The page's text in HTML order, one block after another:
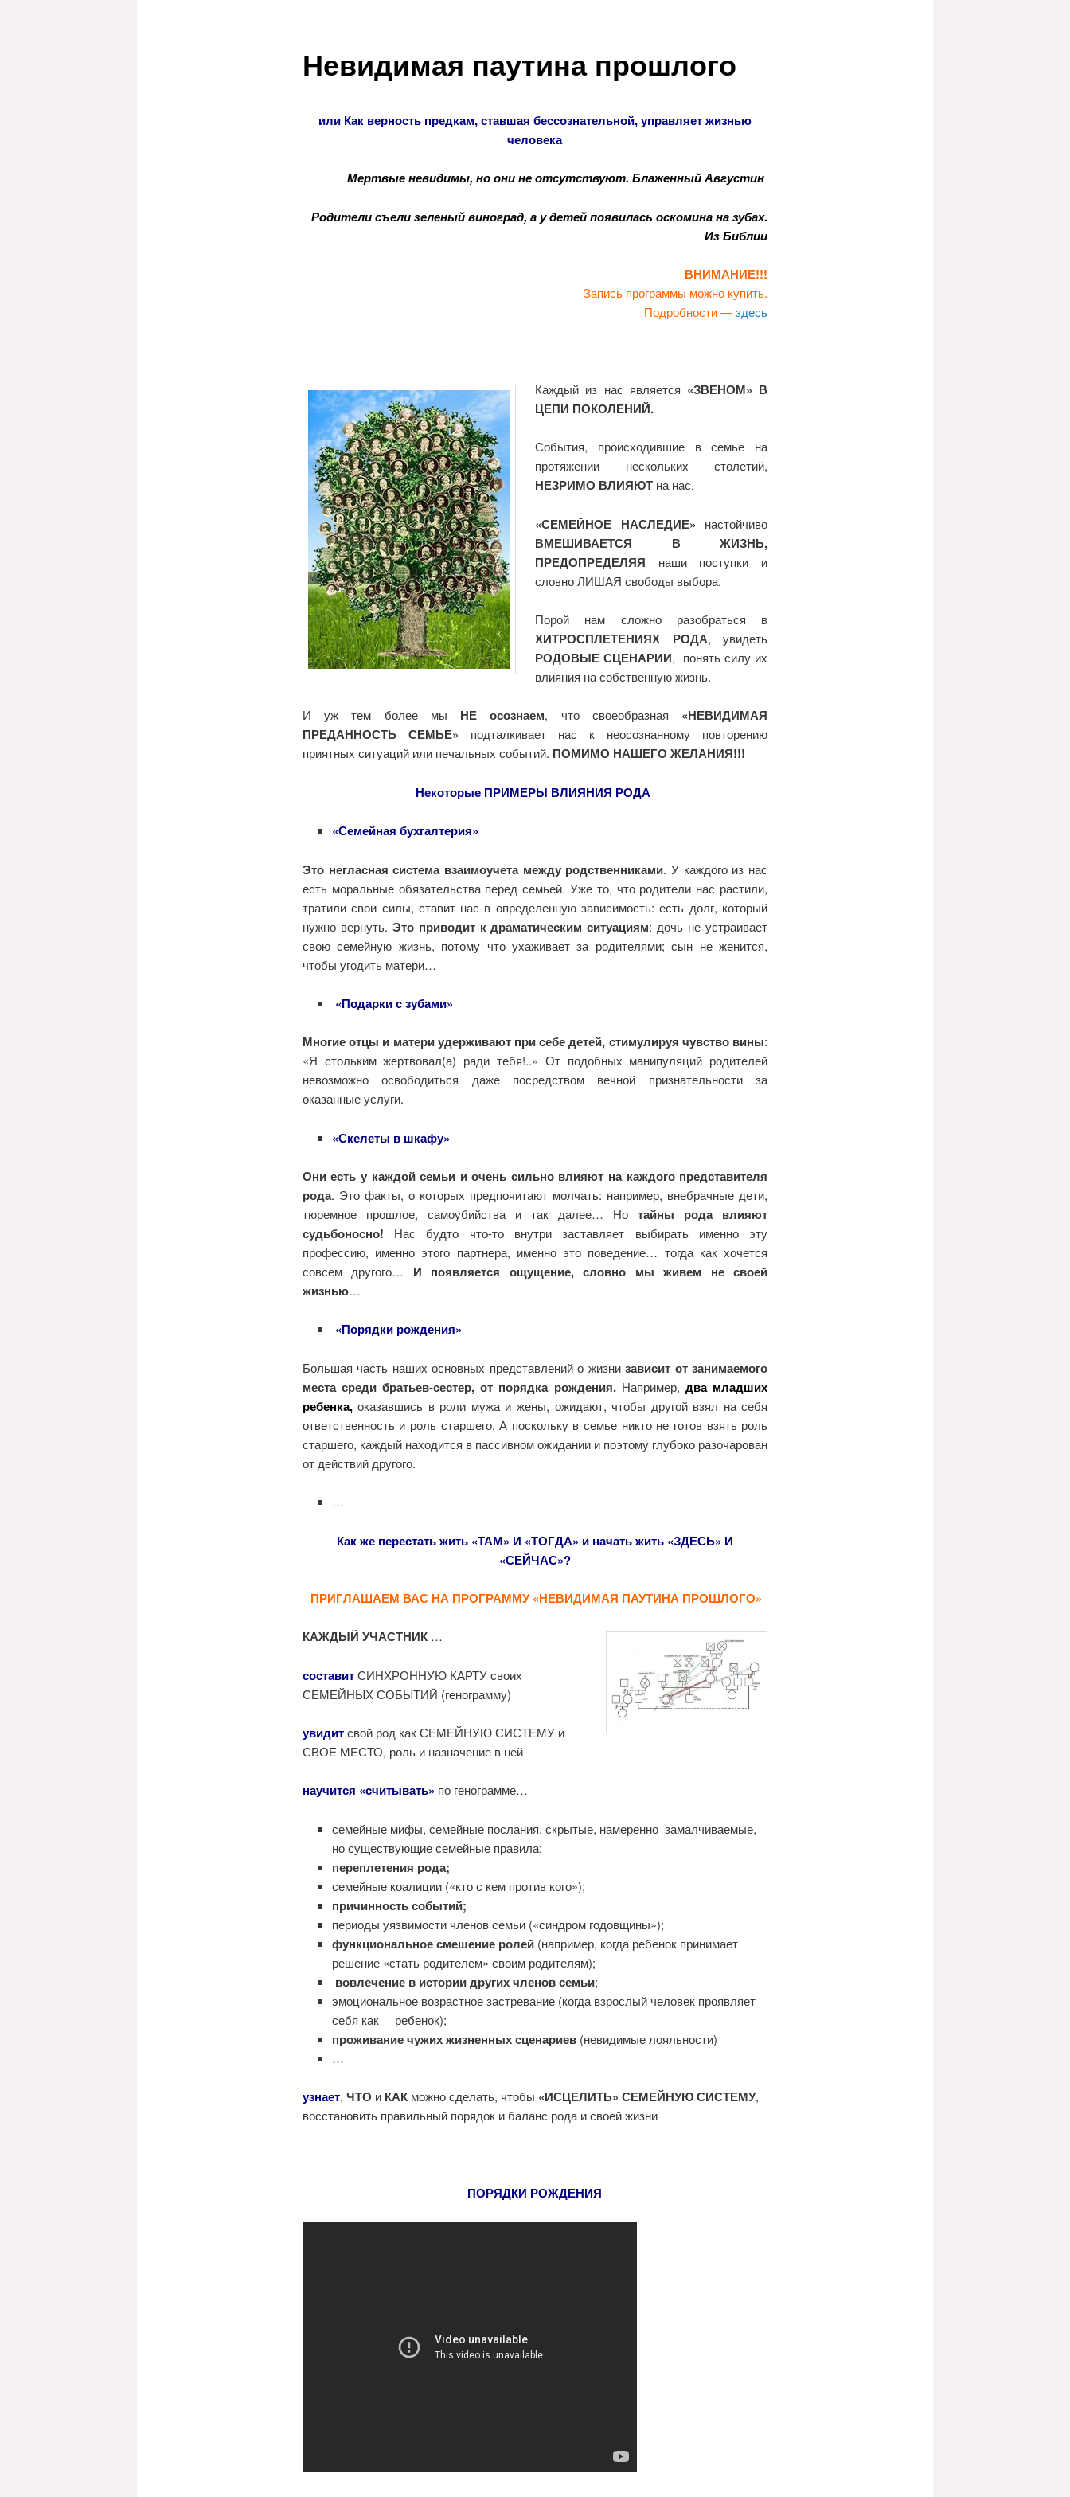
Невидимая паутина прошлого
или Как верность предкам, ставшая бессознательной,управляет жизнью
человека
Мертвые невидимы, но они не отсутствуют. Блаженный Августин
Родители съели зеленый виноград, а у детей появилась оскомина на зубах.
Из Библии
ВНИМАНИЕ!!!
Запись программы можно купить.
Подробности —здесь
Каждый из нас является «ЗВЕНОМ» В
ЦЕПИ ПОКОЛЕНИЙ.
События, происходившие в семье на
протяжении нескольких столетий,
НЕЗРИМО ВЛИЯЮТ на нас.
«СЕМЕЙНОЕ НАСЛЕДИЕ» настойчиво
ВМЕШИВАЕТСЯ В ЖИЗНЬ,
ПРЕДОПРЕДЕЛЯЯ наши поступки и
словно ЛИШАЯ свободы выбора.
Порой нам сложно разобраться в
ХИТРОСПЛЕТЕНИЯХ РОДА, увидеть
РОДОВЫЕ СЦЕНАРИИ, понять силу их
влияния на собственную жизнь.
И уж тем более мы НЕ осознаем, что своеобразная «НЕВИДИМАЯ
ПРЕДАННОСТЬ СЕМЬЕ» подталкивает нас к неосознанному повторению
приятных ситуаций или печальных событий. ПОМИМО НАШЕГО ЖЕЛАНИЯ!!!
Некоторые ПРИМЕРЫ ВЛИЯНИЯ РОДА
«Семейная бухгалтерия»
Это негласная система взаимоучета между родственниками. У каждого из нас
есть моральные обязательства перед семьей. Уже то, что родители нас растили,
тратили свои силы, ставит нас в определенную зависимость: есть долг, который
нужно вернуть. Это приводит к драматическим ситуациям: дочь не устраивает
свою семейную жизнь, потому что ухаживает за родителями; сын не женится,
чтобы угодить матери…
«Подарки с зубами»
Многие отцы и матери удерживают при себе детей, стимулируя чувство вины:
«Я стольким жертвовал(а) ради тебя!..» От подобных манипуляций родителей
невозможно освободиться даже посредством вечной признательности за
оказанные услуги.
«Скелеты в шкафу»
Они есть у каждой семьи и очень сильно влияют на каждого представителя
рода. Это факты, о которых предпочитают молчать: например, внебрачные дети,
тюремное прошлое, самоубийства и так далее… Нотайны рода влияют
судьбоносно! Нас будто что-то внутри заставляет выбирать именно эту
профессию, именно этого партнера, именно это поведение… тогда как хочется
совсем другого… И появляется ощущение, словно мы живем не своей
жизнью…
«Порядки рождения»
Большая часть наших основных представлений о жизнизависит от занимаемого
места среди братьев-сестер, от порядка рождения.Например, два младших
ребенка,оказавшись в роли мужа и жены, ожидают, чтобы другой взял на себя
ответственность и роль старшего. А поскольку в семье никто не готов взять роль
старшего, каждый находится в пассивном ожидании и поэтому глубоко разочарован
от действий другого.
…
Как же перестать жить «ТАМ» И «ТОГДА» и начать жить «ЗДЕСЬ» И
«СЕЙЧАС»?
ПРИГЛАШАЕМ ВАС НА ПРОГРАММУ «НЕВИДИМАЯ ПАУТИНА ПРОШЛОГО»
КАЖДЫЙ УЧАСТНИК…
составитСИНХРОННУЮ КАРТУ своих
СЕМЕЙНЫХ СОБЫТИЙ (генограмму)
увидитсвой род как СЕМЕЙНУЮ СИСТЕМУ и
СВОЕ МЕСТО, роль и назначение в ней
научится «считывать» по генограмме…
семейные мифы, семейные послания, скрытые, намеренно замалчиваемые,
но существующие семейные правила;
переплетения рода;
семейные коалиции («кто с кем против кого»);
причинность событий;
периоды уязвимости членов семьи («синдром годовщины»);
функциональное смешение ролей (например, когда ребенок принимает
решение «стать родителем» своим родителям);
вовлечение в истории других членов семьи;
эмоциональное возрастное застревание (когда взрослый человек проявляет
себя как ребенок);
проживание чужих жизненных сценариев (невидимые лояльности)
…
узнает, ЧТО и КАКможно сделать, чтобы «ИСЦЕЛИТЬ» СЕМЕЙНУЮ СИСТЕМУ,
восстановить правильный порядок и баланс рода и своей жизни
ПОРЯДКИ РОЖДЕНИЯ